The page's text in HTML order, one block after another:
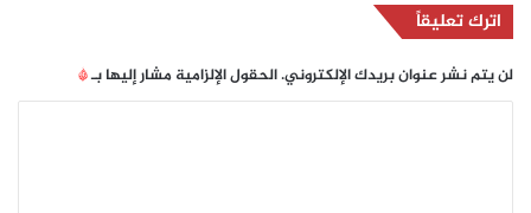
اترك تعليقاً
لن يتم نشر عنوان بريدك الإلكتروني.الحقول الإلزامية مشار إليها بـ*